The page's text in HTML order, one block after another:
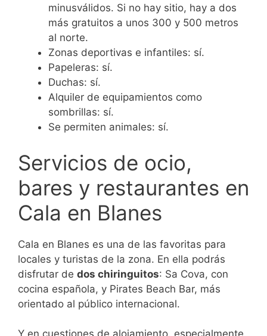
minusválidos. Si no hay sitio, hay a dos
más gratuitos a unos 300 y 500 metros
al norte.
Zonas deportivas e infantiles: sí.
Papeleras: sí.
Duchas: sí.
Alquiler de equipamientos como
sombrillas: sí.
Se permiten animales: sí.
Servicios de ocio,
bares y restaurantes en
Cala en Blanes
Cala en Blanes es una de las favoritas para
locales y turistas de la zona. En ella podrás
disfrutar de dos chiringuitos: Sa Cova, con
cocina española, y Pirates Beach Bar, más
orientado al público internacional.